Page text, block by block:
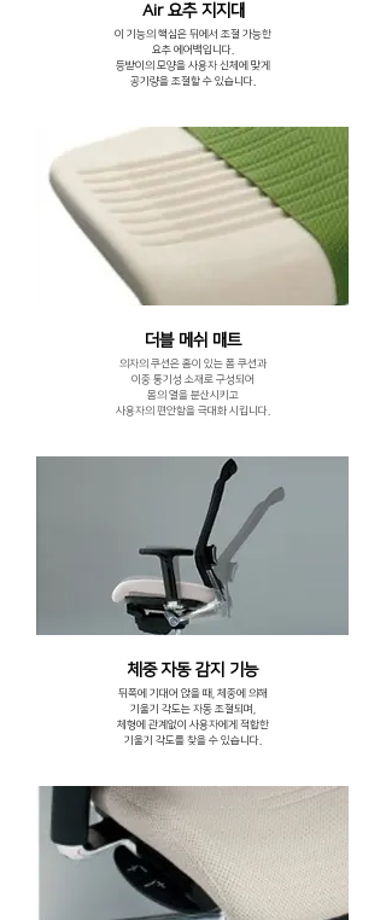
Air 요추 지지대
이 기능의 핵심은 뒤에서 조절 가능한
요추 에어백입니다.
등받이의 모양을 사용자 신체에 맞게
공기량을 조절할 수 있습니다.
더블 메쉬 매트
의자의 쿠션은 홈이 있는 폼 쿠션과
이중 통기성 소재로 구성되어
몸의 열을 분산시키고
사용자의 편안함을 극대화 시킵니다.
체중 자동 감지 기능
뒤쪽에 기대어 앉을 때, 체중에 의해
기울기 각도는 자동 조절되며,
체형에 관계없이 사용자에게 적합한
기울기 각도를 찾을 수 있습니다.